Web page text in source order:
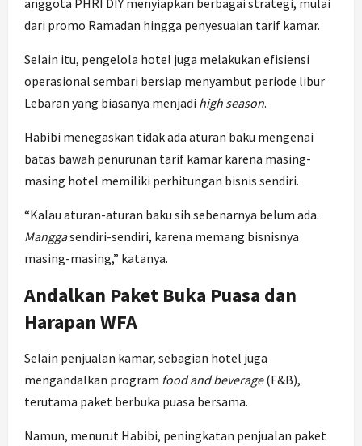
anggota PHRI DIY menyiapkan berbagai strategi, mulai
dari promo Ramadan hingga penyesuaian tarif kamar.
Selain itu, pengelola hotel juga melakukan efisiensi
operasional sembari bersiap menyambut periode libur
Lebaran yang biasanya menjadi high season.
Habibi menegaskan tidak ada aturan baku mengenai
batas bawah penurunan tarif kamar karena masing-
masing hotel memiliki perhitungan bisnis sendiri.
“Kalau aturan-aturan baku sih sebenarnya belum ada.
Manggasendiri-sendiri, karena memang bisnisnya
masing-masing,” katanya.
Andalkan Paket Buka Puasa dan
Harapan WFA
Selain penjualan kamar, sebagian hotel juga
mengandalkan program food and beverage(F&B),
terutama paket berbuka puasa bersama.
Namun, menurut Habibi, peningkatan penjualan paket